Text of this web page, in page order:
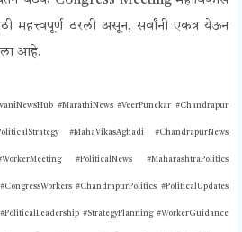
महत्त्वपूर्ण ठरली असून, सर्वांनी एकत्र येऊन
आहे.
#MarathiNews #VeerPunekar #Chandrapur
#MahaVikasAghadi #ChandrapurNews
#PoliticalNews #MaharashtraPolitics
#ChandrapurPolitics #PoliticalUpdates
#StrategyPlanning #WorkerGuidance